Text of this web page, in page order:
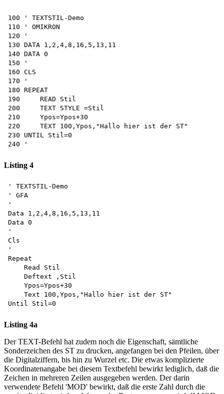
100 ' TEXTSTIL-Demo
110 ' OMIKRON
120 '
130 DATA 1,2,4,8,16,5,13,11
140 DATA 0
150 '
160 CLS
170 '
180 REPEAT
190     READ Stil
200     TEXT STYLE =Stil
210     Ypos=Ypos+30
220     TEXT 100,Ypos,"Hallo hier ist der ST"
230 UNTIL Stil=0
Listing 4
' TEXTSTIL-Demo
' GFA
'
Data 1,2,4,8,16,5,13,11
Data 0
'
Cls
'
Repeat
    Read Stil
    Deftext ,Stil
    Ypos=Ypos+30
    Text 100,Ypos,"Hallo hier ist der ST"
Listing 4a
Der TEXT-Befehl hat zudem noch die Eigenschaft, sämtliche
Sonderzeichen des ST zu drucken, angefangen bei den Pfeilen, über
die Digitalziffern, bis hin zu Wurzel etc. Die etwas komplizierte
Koordinatenangabe bei diesem Textbefehl bewirkt lediglich, daß die
Zeichen in mehreren Zeilen ausgegeben werden. Der darin
verwendete Befehl 'MOD' bewirkt, daß die erste Zahl durch die